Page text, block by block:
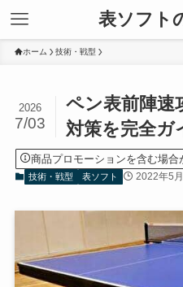
表ソフト
ホーム 技術・戦型
ペン表前陣速
対策を完全ガ
2026
7/03
商品プロモーションを含む場合
技術・戦型 表ソフト 2022年5